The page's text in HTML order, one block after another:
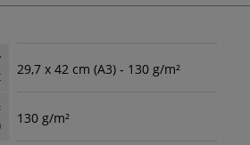
29,7 x 42 cm (A3) - 130 g/m²
130 g/m²